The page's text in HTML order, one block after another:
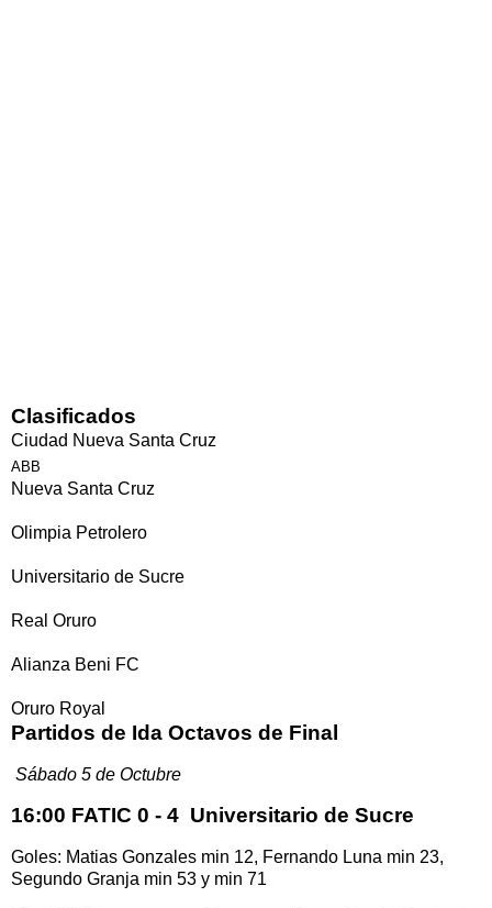
Clasificados
Ciudad Nueva Santa Cruz
ABB
Nueva Santa Cruz
Olimpia Petrolero
Universitario de Sucre
Real Oruro
Alianza Beni FC
Oruro Royal
Partidos de Ida Octavos de Final
Sábado 5 de Octubre
16:00 FATIC 0 - 4 Universitario de Sucre
Goles: Matias Gonzales min 12, Fernando Luna min 23,
Segundo Granja min 53 y min 71